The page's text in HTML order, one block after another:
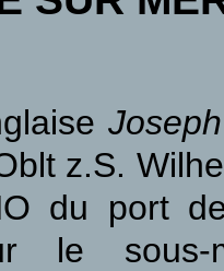
Joseph
z.S.
du port
le sous-